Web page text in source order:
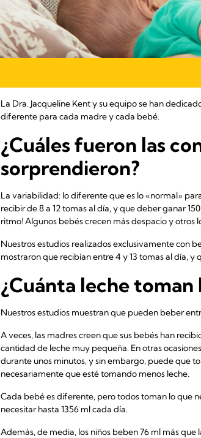
La Dra. Jacqueline Kent y su equipo se han
diferente para cada madre y cada bebé.
¿Cuáles fueron las
sorprendieron?
La variabilidad: lo diferente que es lo «normal»
recibir de 8 a 12 tomas al día, y que deber ganar
ritmo! Algunos bebés crecen más despacio y otros
Nuestros estudios realizados exclusivamente con
mostraron que recibían entre 4 y 13 tomas al día,
¿Cuánta leche toman
Nuestros estudios muestran que pueden beber
A veces, las madres creen que sus bebés han
cantidad de leche muy pequeña. En otras
durante unos minutos, y sin embargo, puede que
necesariamente que esté tomando menos leche.
Cada bebé es diferente, pero todos toman lo que
necesitar hasta 1356 ml cada día.
Además, de media, los niños beben 76 ml más